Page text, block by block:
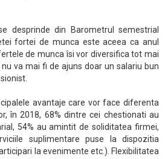
desprinde din Barometrul semestrial
fortei de munca este aceea ca anul
de munca îsi vor diversifica tot mai
va mai fi de ajuns doar un salariu bun
avantaje care vor face diferenta
în 2018, 68% dintre cei chestionati au
54% au amintit de soliditatea firmei,
suplimentare puse la dispozitia
la evenimente etc.). Flexibilitatea